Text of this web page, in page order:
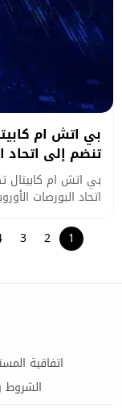
بي اتش ام
تنضم إلى اتحاد
بي اتش ام كابيتال
اتحاد البورصات
1
2
3
اتفاقية
الشروط